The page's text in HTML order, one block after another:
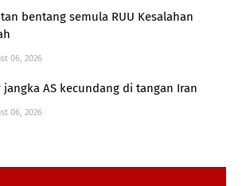
bentang semula RUU Kesalahan
06, 2026
jangka AS kecundang di tangan Iran
06, 2026